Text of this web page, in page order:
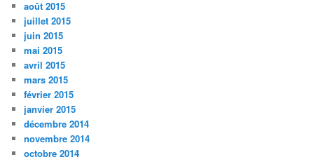
août 2015
juillet 2015
juin 2015
mai 2015
avril 2015
mars 2015
février 2015
janvier 2015
décembre 2014
novembre 2014
octobre 2014